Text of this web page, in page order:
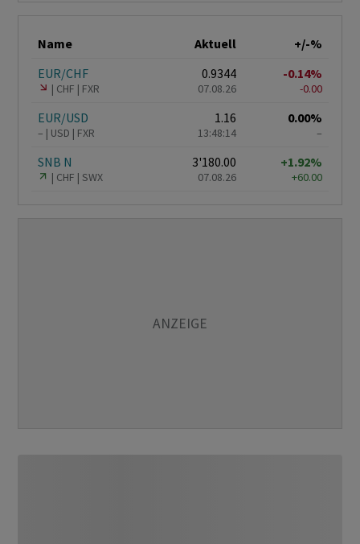
Name Aktuell
+/-%
EUR/CHF
CHF FXR
0.9344
07.08.26
-0.14%
-0.00
EUR/USD
– USD FXR
1.16
13:48:14
0.00%
–
SNB N
CHF SWX
3'180.00
07.08.26
+1.92%
+60.00